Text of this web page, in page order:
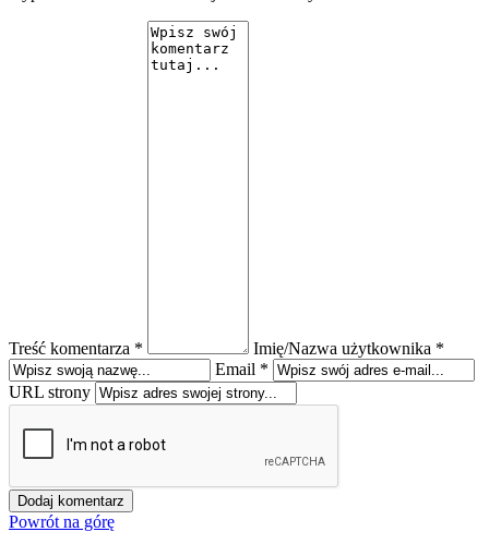
Treść komentarza *
Imię/Nazwa użytkownika *
Email *
URL strony
Powrót na górę